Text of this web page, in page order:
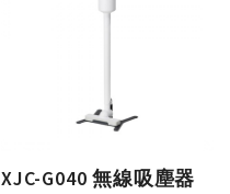
XJC-G040 無線吸塵器